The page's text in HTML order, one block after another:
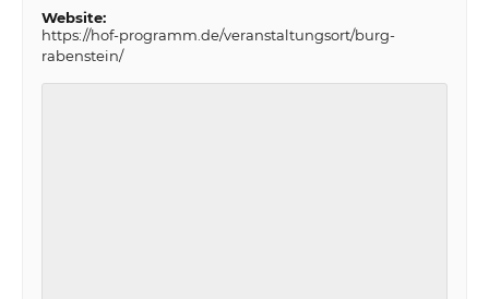
Website:
https://hof-programm.de/veranstaltungsort/burg-
rabenstein/